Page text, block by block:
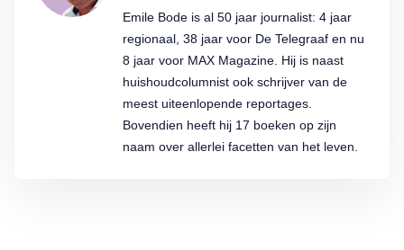
Emile Bode is al 50 jaar journalist: 4 jaar
regionaal, 38 jaar voor De Telegraaf en nu
8 jaar voor MAX Magazine. Hij is naast
huishoudcolumnist ook schrijver van de
meest uiteenlopende reportages.
Bovendien heeft hij 17 boeken op zijn
naam over allerlei facetten van het leven.